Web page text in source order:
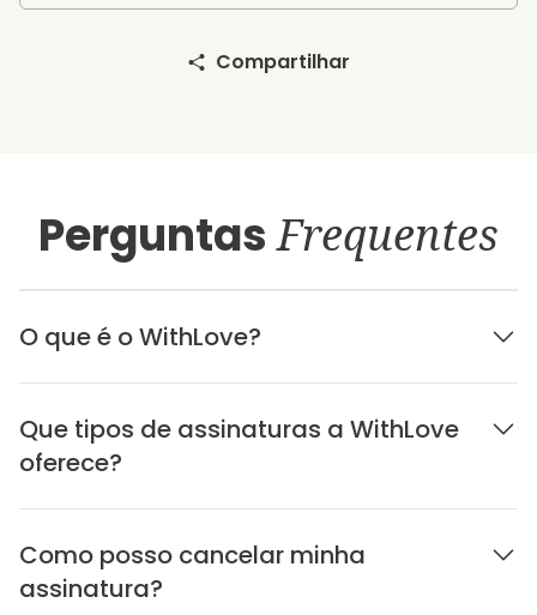
Compartilhar
PerguntasFrequentes
O que é o WithLove?
Que tipos de assinaturas a WithLove
oferece?
Como posso cancelar minha
assinatura?